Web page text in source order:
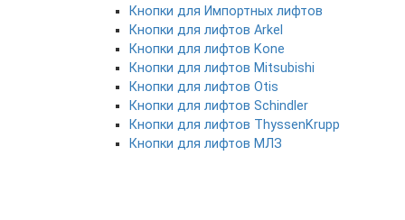
Кнопки для Импортных лифтов
Кнопки для лифтов Arkel
Кнопки для лифтов Kone
Кнопки для лифтов Mitsubishi
Кнопки для лифтов Otis
Кнопки для лифтов Schindler
Кнопки для лифтов ThyssenKrupp
Кнопки для лифтов МЛЗ